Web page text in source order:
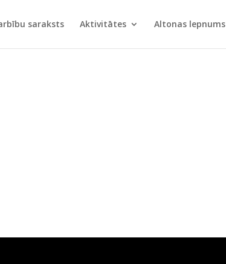
saraksts Aktivitātes Altonas lepnums